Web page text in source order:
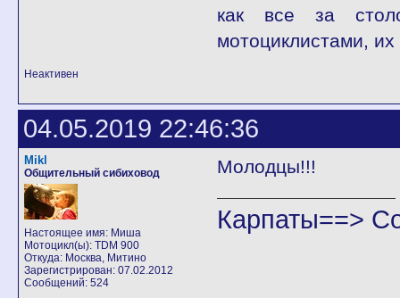
как все за
мотоциклистами,
Неактивен
04.05.2019 22:46:36
Mikl
Общительный сибиховод
Настоящее имя: Миша
Мотоцикл(ы): TDM 900
Откуда: Москва, Митино
Зарегистрирован: 07.02.2012
Сообщений: 524
Молодцы!!!
Карпаты==>